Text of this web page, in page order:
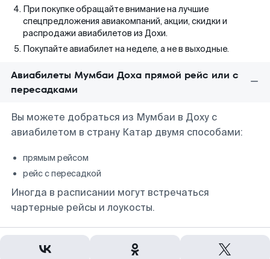
При покупке обращайте внимание на лучшие
спецпредложения авиакомпаний, акции, скидки и
распродажи авиабилетов из Дохи.
Покупайте авиабилет на неделе, а не в выходные.
Авиабилеты Мумбаи Доха прямой рейс или с
пересадками
Вы можете добраться из Мумбаи в Доху с
авиабилетом в страну Катар двумя способами:
прямым рейсом
рейс с пересадкой
Иногда в расписании могут встречаться
чартерные рейсы и лоукосты.